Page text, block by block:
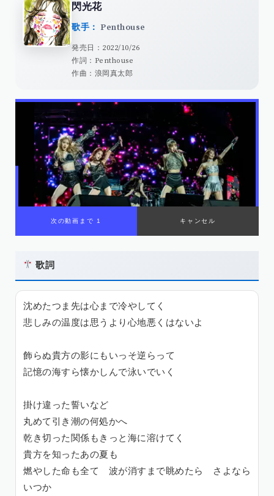
閃光花
歌手： Penthouse
発売日：2022/10/26
作詞：Penthouse
作曲：浪岡真太郎
歌詞
沈めたつま先は心まで冷やしてく
悲しみの温度は思うより心地悪くはないよ
飾らぬ貴方の影にもいっそ逆らって
記憶の海すら懐かしんで泳いでいく
掛け違った誓いなど
丸めて引き潮の何処かへ
乾き切った関係もきっと海に溶けてく
貴方を知ったあの夏も
燃やした命も全て 波が消すまで眺めたら さよなら
いつか